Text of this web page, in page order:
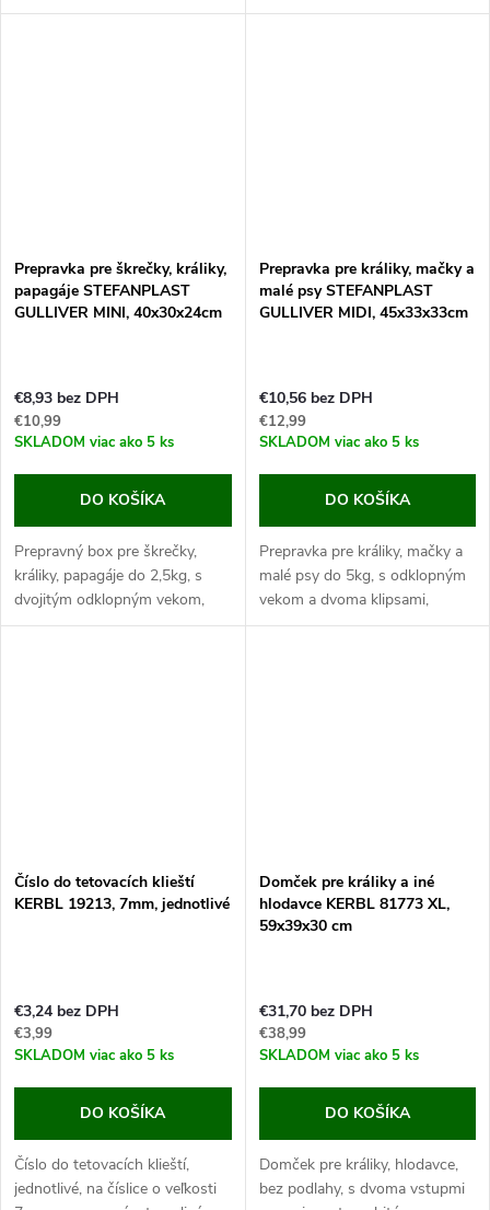
na uchytenie, rozmery
na uchytenie, rozmery
Prepravka pre škrečky, králiky,
papagáje STEFANPLAST
GULLIVER MINI, 40x30x24cm
€8,93 bez DPH
€10,99
SKLADOM viac ako 5 ks
DO KOŠÍKA
Prepravný box pre škrečky,
králiky, papagáje do 2,5kg, s
dvojitým odklopným vekom,
dvojitou rukoväťou a popruhom
Prepravka pre králiky, mačky a
malé psy STEFANPLAST
GULLIVER MIDI, 45x33x33cm
€10,56 bez DPH
€12,99
SKLADOM viac ako 5 ks
DO KOŠÍKA
Prepravka pre králiky, mačky a
malé psy do 5kg, s odklopným
vekom a dvoma klipsami,
rukoväťou a popruhom pre
Číslo do tetovacích klieští
KERBL 19213, 7mm, jednotlivé
€3,24 bez DPH
€3,99
SKLADOM viac ako 5 ks
DO KOŠÍKA
Číslo do tetovacích klieští,
jednotlivé, na číslice o veľkosti
Domček pre králiky a iné
hlodavce KERBL 81773 XL,
59x39x30 cm
€31,70 bez DPH
€38,99
SKLADOM viac ako 5 ks
DO KOŠÍKA
Domček pre králiky, hlodavce,
bez podlahy, s dvoma vstupmi